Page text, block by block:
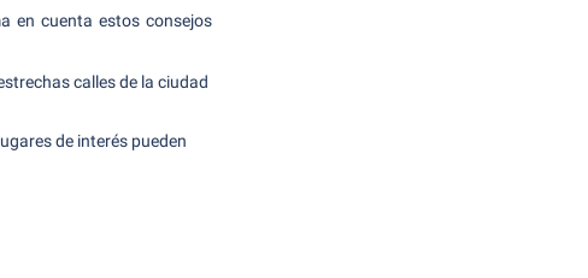
en cuenta estos consejos
calles de la ciudad
de interés pueden